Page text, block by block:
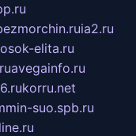
ia2.ru
elita.ru
avegainfo.ru
korru.net
suo.spb.ru